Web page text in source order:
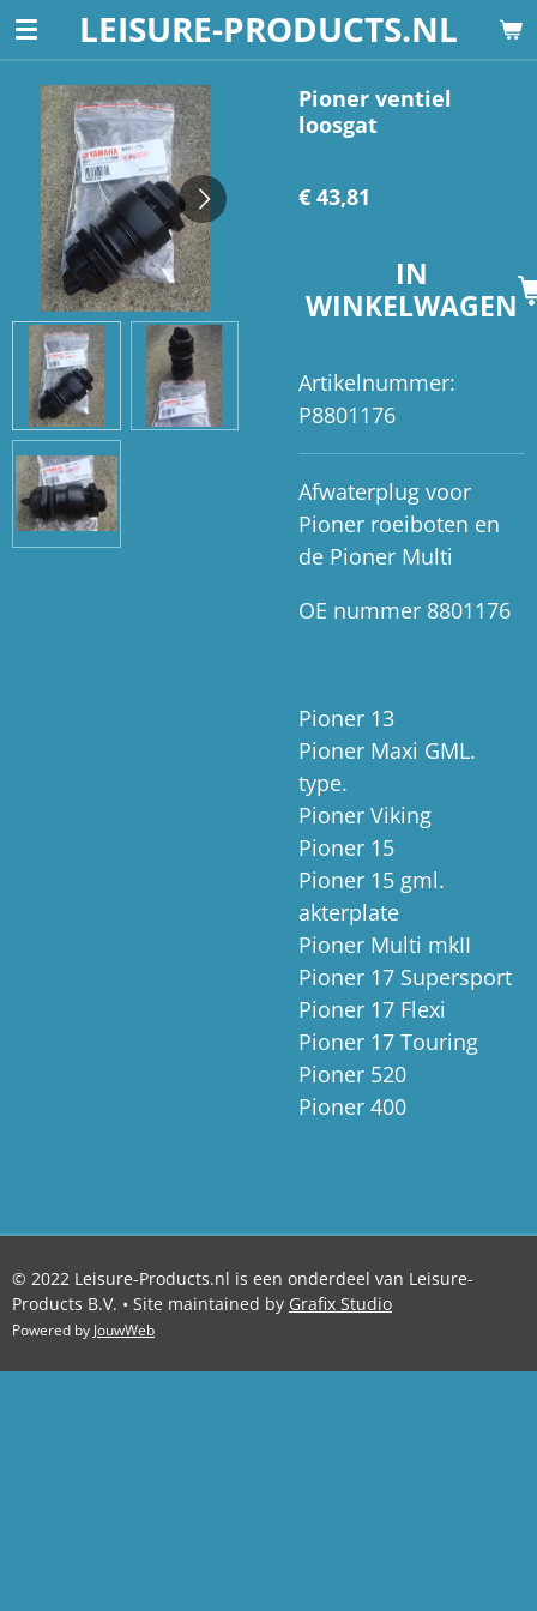
Ga
direct
naar
hoofdinhoud
LEISURE-PRODUCTS.NL
Pioner ventiel
loosgat
€ 43,81
IN
WINKELWAGEN
Artikelnummer:
P8801176
Afwaterplug voor
Pioner roeiboten en
de Pioner Multi
OE nummer 8801176
Pioner 13
Pioner Maxi GML.
type.
Pioner Viking
Pioner 15
Pioner 15 gml.
akterplate
Pioner Multi mkII
Pioner 17 Supersport
Pioner 17 Flexi
Pioner 17 Touring
Pioner 520
Pioner 400
© 2022 Leisure-Products.nl is een onderdeel van Leisure-
Products B.V. • Site maintained by Grafix Studio
Powered by JouwWeb